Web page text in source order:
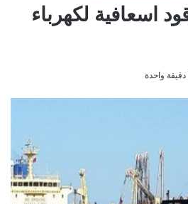
اسعافية لكهرباء
دقيقة واحدة